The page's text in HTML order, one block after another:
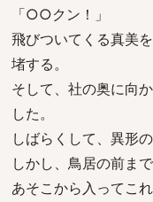
「○○クン！」
飛びついてくる真美
堵する。
そして、社の奥に向
した。
しばらくして、異形
しかし、鳥居の前ま
あそこから入ってこ